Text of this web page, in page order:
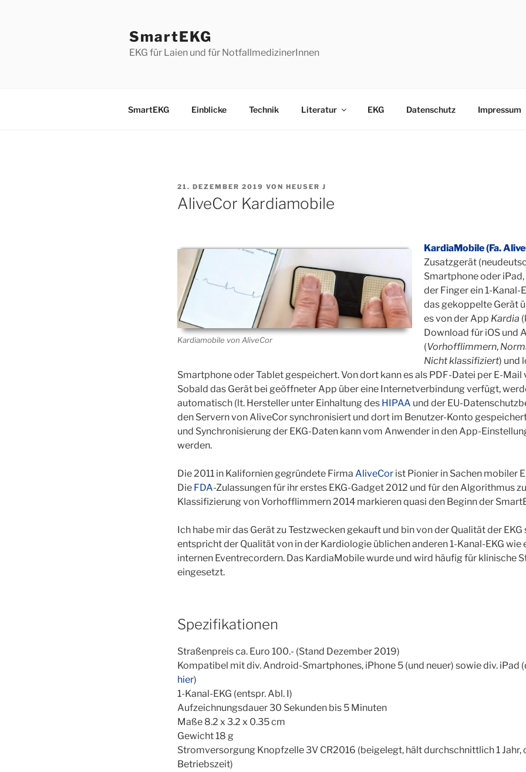
SmartEKG
EKG für Laien und für NotfallmedizinerInnen
SmartEKG Einblicke Technik Literatur EKG Datenschutz Impressum
VERÖFFENTLICHT
AM
21. DEZEMBER 2019 VON HEUSER J
AliveCor Kardiamobile
Kardiamobile von AliveCor
KardiaMobile (Fa.
Zusatzgerät
Smartphone oder
der Finger ein 1-Kanal-
das gekoppelte Gerät
es von der App Kardia
Download für iOS und
(Vorhofflimmern,
Nicht klassifiziert) und
Smartphone oder Tablet gespeichert. Von dort kann es als PDF-Datei per E-Mail
Sobald das Gerät bei geöffneter App über eine Internetverbindung verfügt,
automatisch (lt. Hersteller unter Einhaltung des HIPAA und der EU-
den Servern von AliveCor synchronisiert und dort im Benutzer-Konto
und Synchronisierung der EKG-Daten kann vom Anwender in den App-
werden.
Die 2011 in Kalifornien gegründete Firma AliveCor ist Pionier in Sachen mobiler
Die FDA-Zulassungen für ihr erstes EKG-Gadget 2012 und für den Algorithmus
Klassifizierung von Vorhofflimmern 2014 markieren quasi den Beginn der
Ich habe mir das Gerät zu Testzwecken gekauft und bin von der Qualität der EKG
entspricht der Qualität von in der Kardiologie üblichen anderen 1-Kanal-EKG wie
internen Eventrecordern. Das KardiaMobile wurde und wird häufig für klinische
eingesetzt.
Spezifikationen
Straßenpreis ca. Euro 100.- (Stand Dezember 2019)
Kompatibel mit div. Android-Smartphones, iPhone 5 (und neuer) sowie div. iPad (
hier)
1-Kanal-EKG (entspr. Abl. I)
Aufzeichnungsdauer 30 Sekunden bis 5 Minuten
Maße 8.2 x 3.2 x 0.35 cm
Gewicht 18 g
Stromversorgung Knopfzelle 3V CR2016 (beigelegt, hält durchschnittlich 1 Jahr,
Betriebszeit)